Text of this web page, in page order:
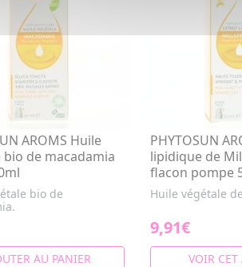
AROMS Huile
bio de macadamia
bio de
AU PANIER
PHYTOSUN
lipidique de
flacon pompe
Huile végétale
9,91€
VOIR CET